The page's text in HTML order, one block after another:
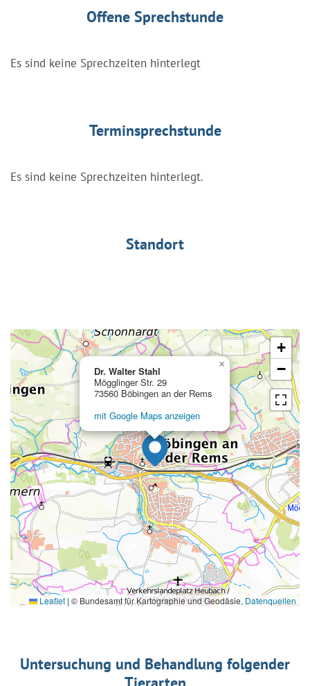
Offene Sprechstunde
Es sind keine Sprechzeiten hinterlegt
Terminsprechstunde
Es sind keine Sprechzeiten hinterlegt.
Standort
Dr. Walter Stahl
Mögglinger Str. 29
73560 Böbingen an der Rems
mit Google Maps anzeigen
×
+
−
Leaflet|© Bundesamt für Kartographie und Geodäsie, Datenquellen
Untersuchung und Behandlung folgender